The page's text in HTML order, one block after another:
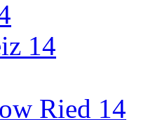
14
Ried 14